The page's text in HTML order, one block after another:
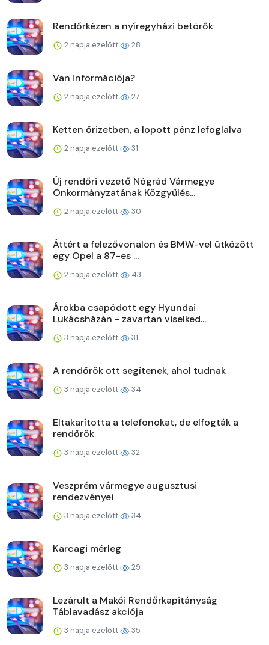
Rendőrkézen a nyíregyházi betörők
2 napja ezelőtt 28
Van információja?
2 napja ezelőtt 27
Ketten őrizetben, a lopott pénz lefoglalva
2 napja ezelőtt 31
Új rendőri vezető Nógrád Vármegye
Önkormányzatának Közgyűlés...
2 napja ezelőtt 30
Áttért a felezővonalon és BMW-vel ütközött
egy Opel a 87-es ...
2 napja ezelőtt 43
Árokba csapódott egy Hyundai
Lukácsházán - zavartan viselked...
3 napja ezelőtt 31
A rendőrök ott segítenek, ahol tudnak
3 napja ezelőtt 34
Eltakarította a telefonokat, de elfogták a
rendőrök
3 napja ezelőtt 32
Veszprém vármegye augusztusi
rendezvényei
3 napja ezelőtt 34
Karcagi mérleg
3 napja ezelőtt 29
Lezárult a Makói Rendőrkapitányság
Táblavadász akciója
3 napja ezelőtt 35